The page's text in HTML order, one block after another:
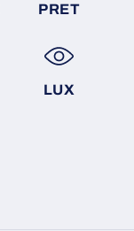
PRET
LUX